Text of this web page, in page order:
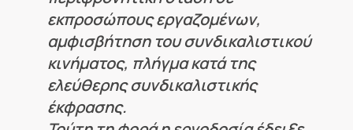
εκπροσώπους εργαζομένων,
αμφισβήτηση του συνδικαλιστικού
κινήματος, πλήγμα κατά της
ελεύθερης συνδικαλιστικής
έκφρασης.